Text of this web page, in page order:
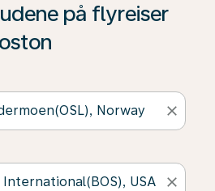
på flyreiser
close
close